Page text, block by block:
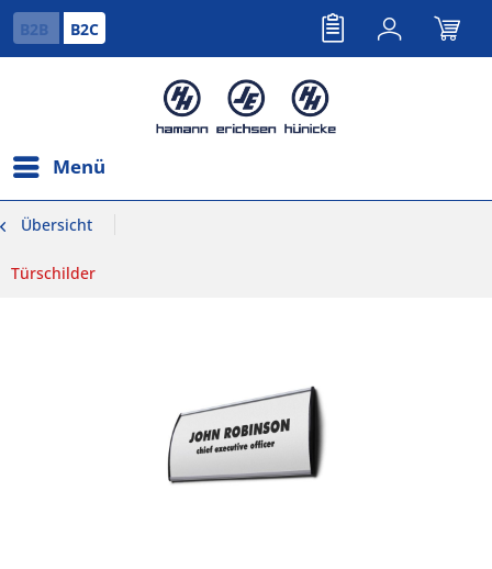
B2B B2C
Menü
Übersicht
Türschilder